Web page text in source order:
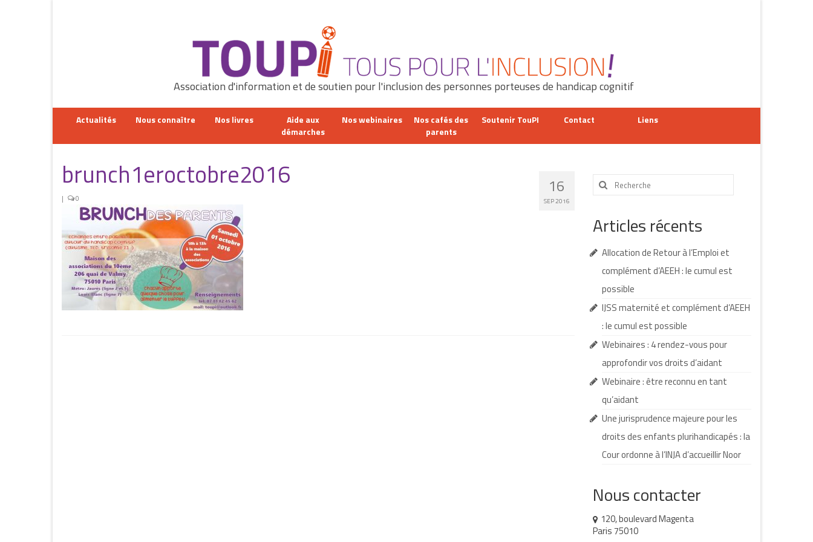
Association d'information et de soutien pour l'inclusion des personnes porteuses de handicap cognitif
Actualités Nous connaître Nos livres
Aide aux
démarches
Nos webinaires
Nos cafés des
parents
Soutenir TouPI Contact Liens
16
SEP 2016
brunch1eroctobre2016
| 0
Rechercher
:
Articles récents
Allocation de Retour à l’Emploi et
complément d’AEEH : le cumul est
possible
IJSS maternité et complément d’AEEH
: le cumul est possible
Webinaires : 4 rendez-vous pour
approfondir vos droits d’aidant
Webinaire : être reconnu en tant
qu’aidant
Une jurisprudence majeure pour les
droits des enfants plurihandicapés : la
Cour ordonne à l’INJA d’accueillir Noor
Nous contacter
120, boulevard Magenta
Paris 75010